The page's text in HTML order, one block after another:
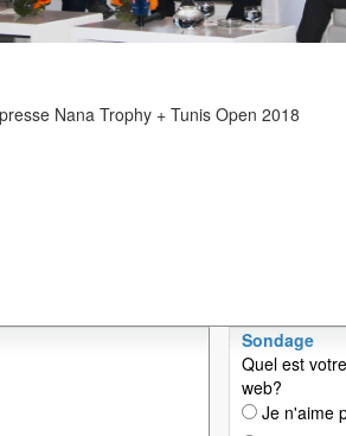
Nana Trophy + Tunis Open 2018
Sondage
Quel est
web?
Je n'aime